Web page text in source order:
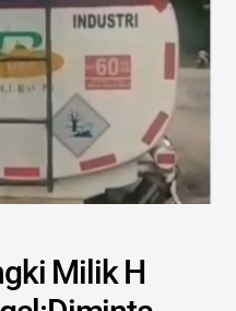
Milik H